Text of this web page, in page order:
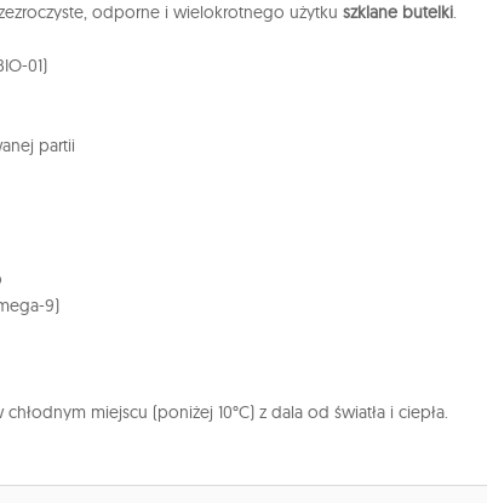
odporne i wielokrotnego użytku szklane butelki.
01)
partii
9)
miejscu (poniżej 10°C) z dala od światła i ciepła.